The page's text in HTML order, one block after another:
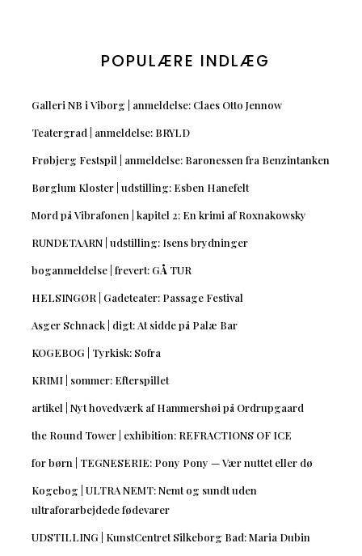
POPULÆRE INDLÆG
Galleri NB i Viborg | anmeldelse: Claes Otto Jennow
Teatergrad | anmeldelse: BRYLD
Frøbjerg Festspil | anmeldelse: Baronessen fra Benzintanken
Børglum Kloster | udstilling: Esben Hanefelt
Mord på Vibrafonen | kapitel 2: En krimi af Roxnakowsky
RUNDETAARN | udstilling: Isens brydninger
boganmeldelse | frevert: GÅ TUR
HELSINGØR | Gadeteater: Passage Festival
Asger Schnack | digt: At sidde på Palæ Bar
KOGEBOG | Tyrkisk: Sofra
KRIMI | sommer: Efterspillet
artikel | Nyt hovedværk af Hammershøi på Ordrupgaard
the Round Tower | exhibition: REFRACTIONS OF ICE
for børn | TEGNESERIE: Pony Pony — Vær nuttet eller dø
Kogebog | ULTRA NEMT: Nemt og sundt uden
ultraforarbejdede fødevarer
UDSTILLING | KunstCentret Silkeborg Bad: Maria Dubin